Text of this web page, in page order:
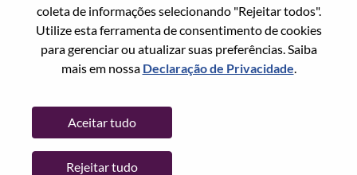
coleta de informações selecionando "Rejeitar todos".
Utilize esta ferramenta de consentimento de cookies
para gerenciar ou atualizar suas preferências. Saiba
mais em nossa Declaração de Privacidade.
Aceitar tudo
Rejeitar tudo
Redefinir senha com seu email
Email*
Continuar